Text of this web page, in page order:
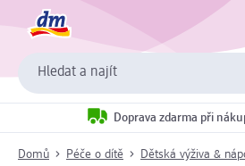
Hledat a najít
Doprava zdarma při
Domů Péče o dítě Dětská výživa &